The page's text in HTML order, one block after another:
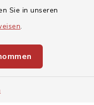
Sie in unseren
.